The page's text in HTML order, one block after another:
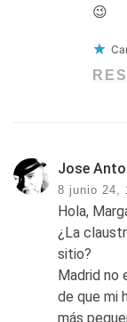
😉
Jose
8 junio 24,
Hola,
¿La
sitio?
Madrid no
de que mi
más